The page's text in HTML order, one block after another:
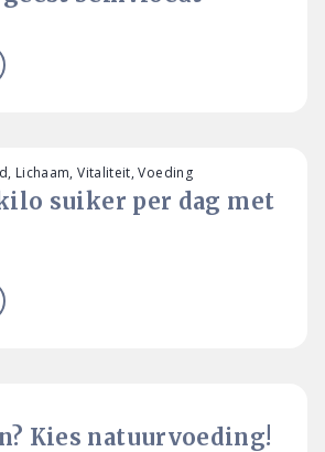
suiker per dag met
Lichaam, Vitaliteit, Voeding
Kies natuurvoeding!